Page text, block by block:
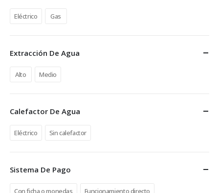
Eléctrico Gas
Extracción De Agua
Alto Medio
Calefactor De Agua
Eléctrico Sin calefactor
Sistema De Pago
Con ficha o monedas Funcionamiento directo